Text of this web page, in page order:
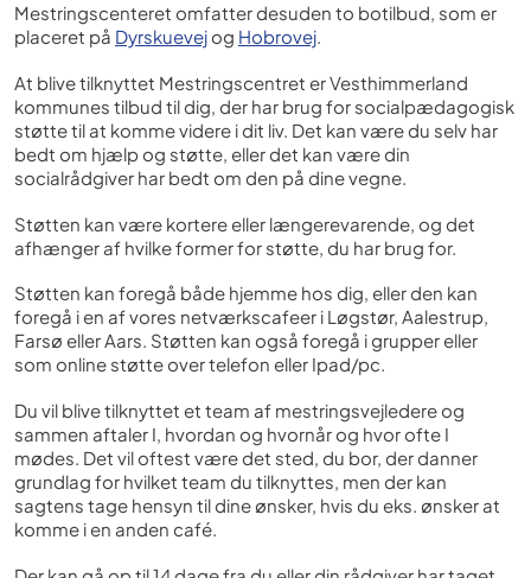
Mestringscenteret omfatter desuden to botilbud, som er
placeret på Dyrskuevej og Hobrovej.
At blive tilknyttet Mestringscentret er Vesthimmerland
kommunes tilbud til dig, der har brug for socialpædagogisk
støtte til at komme videre i dit liv. Det kan være du selv har
bedt om hjælp og støtte, eller det kan være din
socialrådgiver har bedt om den på dine vegne.
Støtten kan være kortere eller længerevarende, og det
afhænger af hvilke former for støtte, du har brug for.
Støtten kan foregå både hjemme hos dig, eller den kan
foregå i en af vores netværkscafeer i Løgstør, Aalestrup,
Farsø eller Aars. Støtten kan også foregå i grupper eller
som online støtte over telefon eller Ipad/pc.
Du vil blive tilknyttet et team af mestringsvejledere og
sammen aftaler I, hvordan og hvornår og hvor ofte I
mødes. Det vil oftest være det sted, du bor, der danner
grundlag for hvilket team du tilknyttes, men der kan
sagtens tage hensyn til dine ønsker, hvis du eks. ønsker at
komme i en anden café.